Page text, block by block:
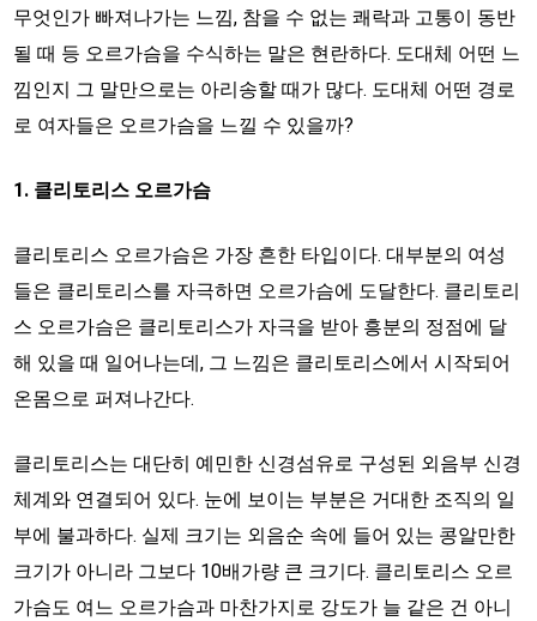
무엇인가 빠져나가는 느낌, 참을 수 없는 쾌락과 고통이 동반
될 때 등 오르가슴을 수식하는 말은 현란하다. 도대체 어떤 느
낌인지 그 말만으로는 아리송할 때가 많다. 도대체 어떤 경로
로 여자들은 오르가슴을 느낄 수 있을까?
1. 클리토리스 오르가슴
클리토리스 오르가슴은 가장 흔한 타입이다. 대부분의 여성
들은 클리토리스를 자극하면 오르가슴에 도달한다. 클리토리
스 오르가슴은 클리토리스가 자극을 받아 흥분의 정점에 달
해 있을 때 일어나는데, 그 느낌은 클리토리스에서 시작되어
온몸으로 퍼져나간다.
클리토리스는 대단히 예민한 신경섬유로 구성된 외음부 신경
체계와 연결되어 있다. 눈에 보이는 부분은 거대한 조직의 일
부에 불과하다. 실제 크기는 외음순 속에 들어 있는 콩알만한
크기가 아니라 그보다 10배가량 큰 크기다. 클리토리스 오르
가슴도 여느 오르가슴과 마찬가지로 강도가 늘 같은 건 아니